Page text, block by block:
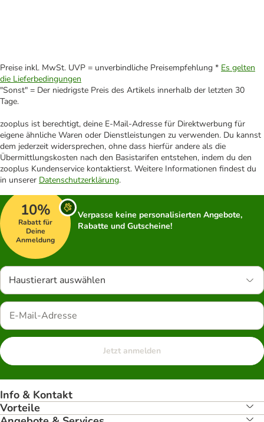
Preise inkl. MwSt. UVP = unverbindliche Preisempfehlung * Es gelten
die Lieferbedingungen
"Sonst" = Der niedrigste Preis des Artikels innerhalb der letzten 30
Tage.
zooplus ist berechtigt, deine E-Mail-Adresse für Direktwerbung für
eigene ähnliche Waren oder Dienstleistungen zu verwenden. Du kannst
dem jederzeit widersprechen, ohne dass hierfür andere als die
Übermittlungskosten nach den Basistarifen entstehen, indem du den
zooplus Kundenservice kontaktierst. Weitere Informationen findest du
in unserer Datenschutzerklärung.
10%
Rabatt für
Deine
Anmeldung
Verpasse keine personalisierten Angebote,
Rabatte und Gutscheine!
Haustierart auswählen
Jetzt anmelden
Info & Kontakt
Vorteile